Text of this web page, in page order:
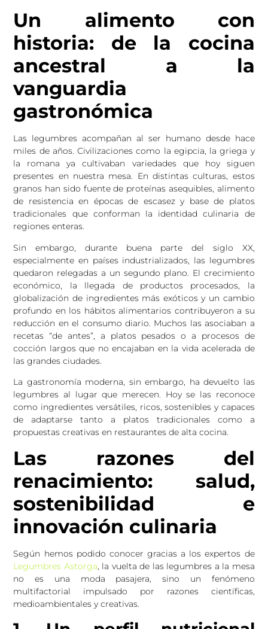
Un alimento con
historia: de la cocina
ancestral a la
vanguardia
gastronómica
Las legumbres acompañan al ser humano desde hace
miles de años. Civilizaciones como la egipcia, la griega y
la romana ya cultivaban variedades que hoy siguen
presentes en nuestra mesa. En distintas culturas, estos
granos han sido fuente de proteínas asequibles, alimento
de resistencia en épocas de escasez y base de platos
tradicionales que conforman la identidad culinaria de
regiones enteras.
Sin embargo, durante buena parte del siglo XX,
especialmente en países industrializados, las legumbres
quedaron relegadas a un segundo plano. El crecimiento
económico, la llegada de productos procesados, la
globalización de ingredientes más exóticos y un cambio
profundo en los hábitos alimentarios contribuyeron a su
reducción en el consumo diario. Muchos las asociaban a
recetas “de antes”, a platos pesados o a procesos de
cocción largos que no encajaban en la vida acelerada de
las grandes ciudades.
La gastronomía moderna, sin embargo, ha devuelto las
legumbres al lugar que merecen. Hoy se las reconoce
como ingredientes versátiles, ricos, sostenibles y capaces
de adaptarse tanto a platos tradicionales como a
propuestas creativas en restaurantes de alta cocina.
Las razones del
renacimiento: salud,
sostenibilidad e
innovación culinaria
Según hemos podido conocer gracias a los expertos de
Legumbres Astorga, la vuelta de las legumbres a la mesa
no es una moda pasajera, sino un fenómeno
multifactorial impulsado por razones científicas,
medioambientales y creativas.